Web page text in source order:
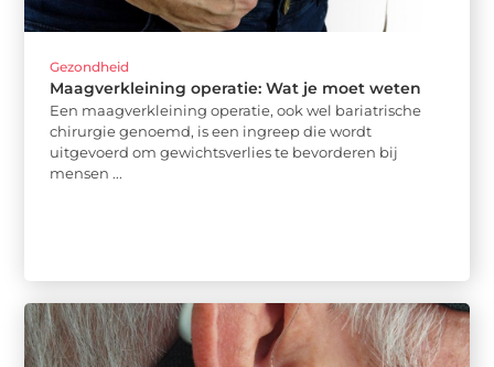
Gezondheid
Maagverkleining operatie: Wat je moet weten
Een maagverkleining operatie, ook wel bariatrische
chirurgie genoemd, is een ingreep die wordt
uitgevoerd om gewichtsverlies te bevorderen bij
mensen ...